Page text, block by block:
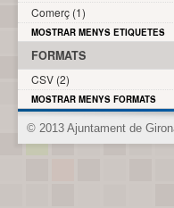
Comerç (1)
MOSTRAR MENYS ETIQUETES
FORMATS
CSV (2)
MOSTRAR MENYS FORMATS
© 2013 Ajuntament de